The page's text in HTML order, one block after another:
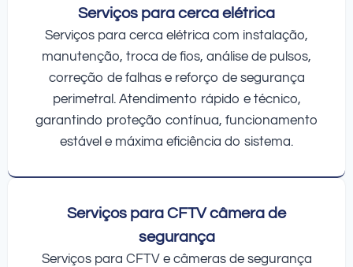
Serviços para cerca elétrica
Serviços para cerca elétrica com instalação,
manutenção, troca de fios, análise de pulsos,
correção de falhas e reforço de segurança
perimetral. Atendimento rápido e técnico,
garantindo proteção contínua, funcionamento
estável e máxima eficiência do sistema.
Serviços para CFTV câmera de
segurança
Serviços para CFTV e câmeras de segurança